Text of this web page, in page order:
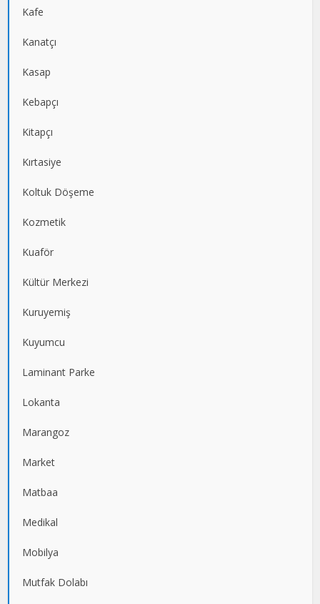
Kafe
Kanatçı
Kasap
Kebapçı
Kitapçı
Kırtasiye
Koltuk Döşeme
Kozmetik
Kuaför
Kültür Merkezi
Kuruyemiş
Kuyumcu
Laminant Parke
Lokanta
Marangoz
Market
Matbaa
Medikal
Mobilya
Mutfak Dolabı